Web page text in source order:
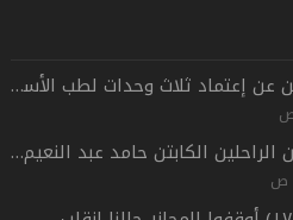
الصحة بالفيوم تعلن عن إعتماد ثلاث وحدات لطب الأسرة.
حفل تكريم اللاعبين الراحلين الكابتن حامد عبد النعيم والكابتن اسامه محمد مصطفى بثقافة قوص